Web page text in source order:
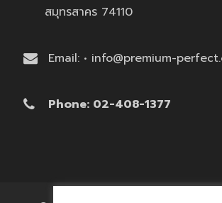
สมุทรสาคร 74110
Email: • info@premium-
Phone: 02-408-1377